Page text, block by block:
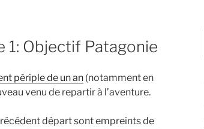
1: Objectif Patagonie
périple de un an (notamment en
venu de repartir à l’aventure.
départ sont empreints de